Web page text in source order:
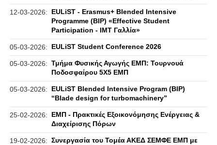
12-03-2026:
EULiST - Erasmus+ Blended Intensive
Programme (BIP) «Effective Student
Participation - IMT Γαλλία»
05-03-2026: EULiST Student Conference 2026
05-03-2026: Τμήμα Φυσικής Αγωγής ΕΜΠ: Τουρνουά
Ποδοσφαίρου 5Χ5 ΕΜΠ
05-03-2026:
EULiST Blended Intensive Program (BIP)
“Blade design for turbomachinery”
25-02-2026:
ΕΜΠ - Πρακτικές Εξοικονόμησης Ενέργειας &
Διαχείρισης Πόρων
19-02-2026: Συνεργασία του Τομέα ΑΚΕΔ ΣΕΜΦΕ ΕΜΠ με